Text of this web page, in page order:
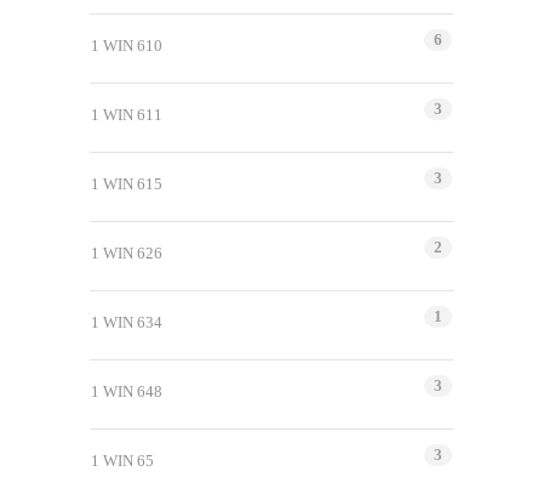
1 WIN 610 6
1 WIN 611 3
1 WIN 615 3
1 WIN 626 2
1 WIN 634 1
1 WIN 648 3
1 WIN 65 3